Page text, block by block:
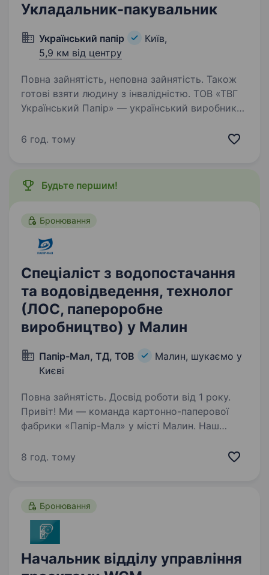
Укладальник-пакувальник
Український папір
Київ,
5,9 км від центру
Повна зайнятість, неповна зайнятість. Також
готові взяти людину з інвалідністю. ТОВ «ТВГ
Український Папір» — український виробник
офісного й спеціального паперу в Україні. Уже
розвиваємо…
6 год. тому
Будьте першим!
Бронювання
Спеціаліст з водопостачання
та водовідведення, технолог
(ЛОС, папероробне
виробництво) у Малин
Папір-Мал, ТД, ТОВ
Малин, шукаємо у
Києві
Повна зайнятість. Досвід роботи від 1 року.
Привіт! Ми — команда картонно-паперової
фабрики «Папір-Мал» у місті Малин. Наш
до традицій та впровадження інновацій,
8 год. тому
Бронювання
Начальник відділу управління